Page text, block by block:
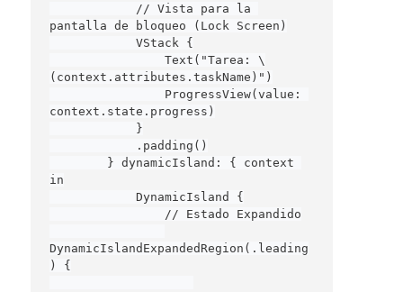
pantalla de bloqueo (Lock Screen)
            VStack {
                Text("Tarea: \
(context.attributes.taskName)")
context.state.progress)
in
            DynamicIsland {
DynamicIslandExpandedRegion(.leading
) {